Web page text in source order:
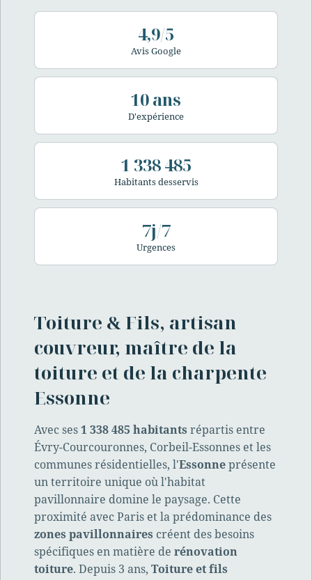
4,9/5
Avis Google
10 ans
D'expérience
1 338 485
Habitants desservis
7j/7
Urgences
Toiture & Fils, artisan
couvreur, maître de la
toiture et de la charpente
Essonne
Avec ses1 338 485 habitants répartis entre
Évry-Courcouronnes, Corbeil-Essonnes et les
communes résidentielles, l'Essonneprésente
un territoire unique où l'habitat
pavillonnaire domine le paysage. Cette
proximité avec Paris et la prédominance des
zones pavillonnaires créent des besoins
spécifiques en matière de rénovation
toiture. Depuis 3 ans, Toiture et fils